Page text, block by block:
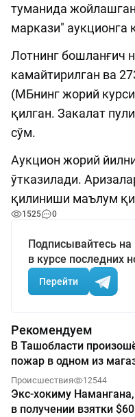
туманида
маркази" аукционга
Лотнинг бошланғич
камайтирилган ва
(МБнинг жорий
қилган. Закалат
сўм.
Аукцион жорий
ўтказилади.
қилиниши маълум
1525 0
Подписывайтесь
в курсе последних
Перейти
Рекомендуем
В Ташобласти
пожар в одном из
Происшествия 12544
Экс-хокиму
в получении взятки